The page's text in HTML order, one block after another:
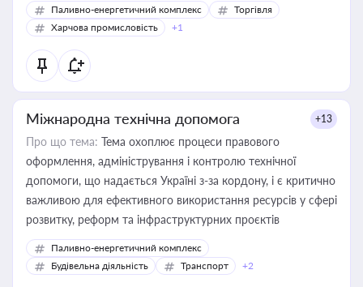
Паливно-енергетичний комплекс
Торгівля
Харчова промисловість
+1
Міжнародна технічна допомога +13
Про що тема: Тема охоплює процеси правового
оформлення, адміністрування і контролю технічної
допомоги, що надається Україні з-за кордону, і є критично
важливою для ефективного використання ресурсів у сфері
розвитку, реформ та інфраструктурних проєктів
Паливно-енергетичний комплекс
Будівельна діяльність
Транспорт +2